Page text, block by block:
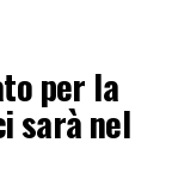
per la
sarà nel